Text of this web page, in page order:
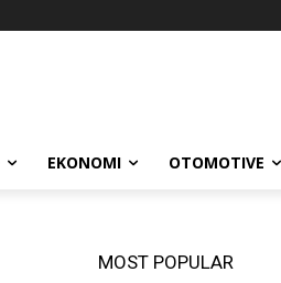
EKONOMI OTOMOTIVE
MOST POPULAR